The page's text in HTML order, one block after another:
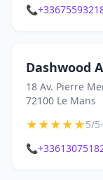
📞
Dashwood
18 Av. Pierre
72100 Le Mans
★★★★★5/5•
📞